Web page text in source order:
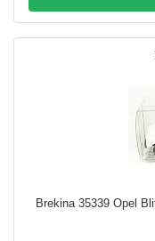
Brekina 35339 Opel